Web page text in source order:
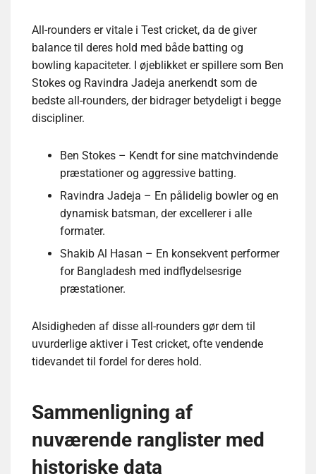
All-rounders er vitale i Test cricket, da de giver
balance til deres hold med både batting og
bowling kapaciteter. I øjeblikket er spillere som Ben
Stokes og Ravindra Jadeja anerkendt som de
bedste all-rounders, der bidrager betydeligt i begge
discipliner.
Ben Stokes – Kendt for sine matchvindende
præstationer og aggressive batting.
Ravindra Jadeja – En pålidelig bowler og en
dynamisk batsman, der excellerer i alle
formater.
Shakib Al Hasan – En konsekvent performer
for Bangladesh med indflydelsesrige
præstationer.
Alsidigheden af disse all-rounders gør dem til
uvurderlige aktiver i Test cricket, ofte vendende
tidevandet til fordel for deres hold.
Sammenligning af
nuværende ranglister med
historiske data